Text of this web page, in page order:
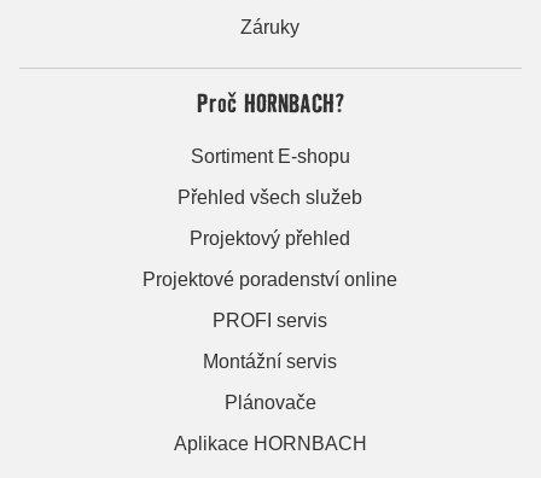
Záruky
Proč HORNBACH?
Sortiment E-shopu
Přehled všech služeb
Projektový přehled
Projektové poradenství online
PROFI servis
Montážní servis
Plánovače
Aplikace HORNBACH